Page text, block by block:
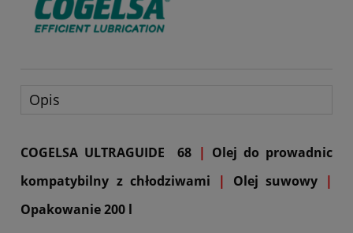
Opis
COGELSA ULTRAGUIDE 68 | Olej do prowadnic
kompatybilny z chłodziwami
| Olej suwowy |
Opakowanie 200 l